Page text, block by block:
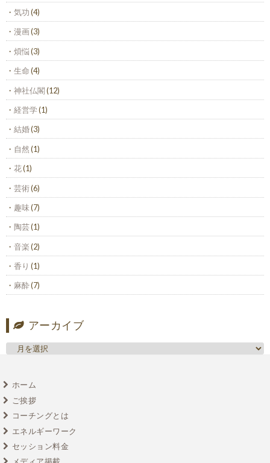
気功(4)
漫画(3)
煩悩(3)
生命(4)
神社仏閣(12)
経営学(1)
結婚(3)
自然(1)
花(1)
芸術(6)
趣味(7)
陶芸(1)
音楽(2)
香り (1)
麻酔(7)
アーカイブ
ホーム
ご挨拶
コーチングとは
エネルギーワーク
セッション料金